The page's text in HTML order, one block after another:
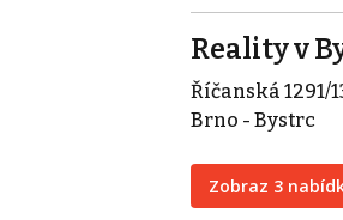
Reality v
Říčanská 1291/
Brno - Bystrc
Zobraz 3